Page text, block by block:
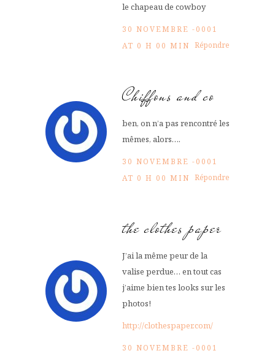
le chapeau de cowboy
30 NOVEMBRE -0001
AT 0 H 00 MIN Répondre
Chiffons and co
ben, on n’a pas rencontré les
mêmes, alors….
30 NOVEMBRE -0001
AT 0 H 00 MIN Répondre
the clothes paper
J’ai la même peur de la
valise perdue… en tout cas
j’aime bien tes looks sur les
photos!
http://clothespaper.com/
30 NOVEMBRE -0001